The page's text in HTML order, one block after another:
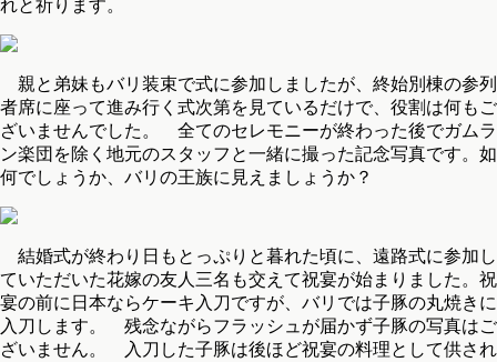
れと祈ります。
親と弟妹もバリ装束で式に参加しましたが、終始別棟の参列
者席に座って進み行く式次第を見ているだけで、役割は何もご
ざいませんでした。 全てのセレモニーが終わった後でガムラ
ン楽団を除く地元のスタッフと一緒に撮った記念写真です。如
何でしょうか、バリの王族に見えましょうか？
結婚式が終わり日もとっぷりと暮れた頃に、遠路式に参加し
ていただいた花嫁の友人三名も交えて祝宴が始まりました。祝
宴の前に日本ならケーキ入刀ですが、バリでは子豚の丸焼きに
入刀します。 残念ながらフラッシュが届かず子豚の写真はご
ざいません。 入刀した子豚は後ほど祝宴の料理として供され